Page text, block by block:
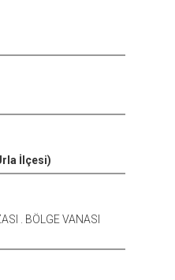
İlçesi)
. BÖLGE VANASI